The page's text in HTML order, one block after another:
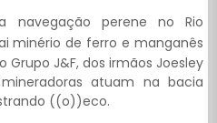
navegação perene no Rio
minério de ferro e manganês
Grupo J&F, dos irmãos Joesley
atuam na bacia
((o))eco.